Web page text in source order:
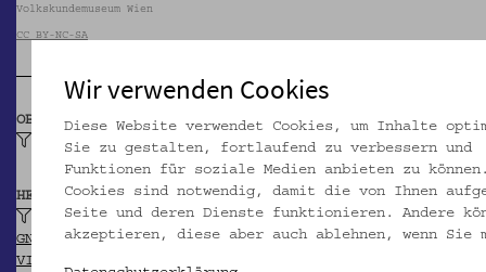
Volkskundemuseum Wien
CC BY-NC-SA
OBJEKTKLASSE
Hauspostille, evangelische
HERSTELLER/IN
Luther, Martin
GND
VIAF
Wir verwenden Cookies
Diese Website verwendet Cookies, um Inhalte
Sie zu gestalten, fortlaufend zu verbessern und
Funktionen für soziale Medien anbieten zu
Cookies sind notwendig, damit die von Ihnen
Seite und deren Dienste funktionieren. Andere
akzeptieren, diese aber auch ablehnen, wenn Sie